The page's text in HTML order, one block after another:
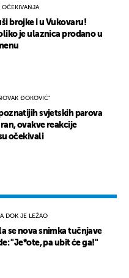
OČEKIVANJA
brojke i u Vukovaru!
je ulaznica prodano u
ĐOKOVIĆ"
svjetskih parova
ovakve reakcije
očekivali
DOK JE LEŽAO
se nova snimka tučnjave
"Je*ote, pa ubit će ga!"